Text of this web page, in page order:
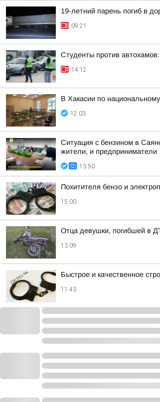
19-летний парень погиб в
09:21
Студенты против
14:12
В Хакасии по
12:03
Ситуация с бензином в
жители, и предприниматели
13:50
Похитителя бензо и
15:00
Отца девушки, погибшей в
13:09
Быстрое и качественное
11:43